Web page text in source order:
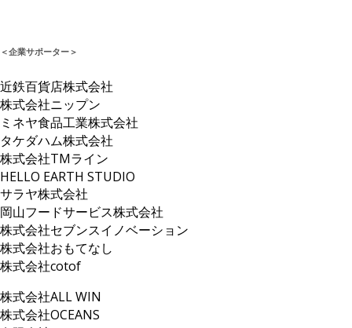
＜企業サポーター＞
近鉄百貨店株式会社
株式会社ニップン
ミネヤ食品工業株式会社
タケダハム株式会社
株式会社TMライン
HELLO EARTH STUDIO
サラヤ株式会社
岡山フードサービス株式会社
株式会社セブンスイノベーション
株式会社おもてなし
株式会社cotof
株式会社ALL WIN
株式会社OCEANS